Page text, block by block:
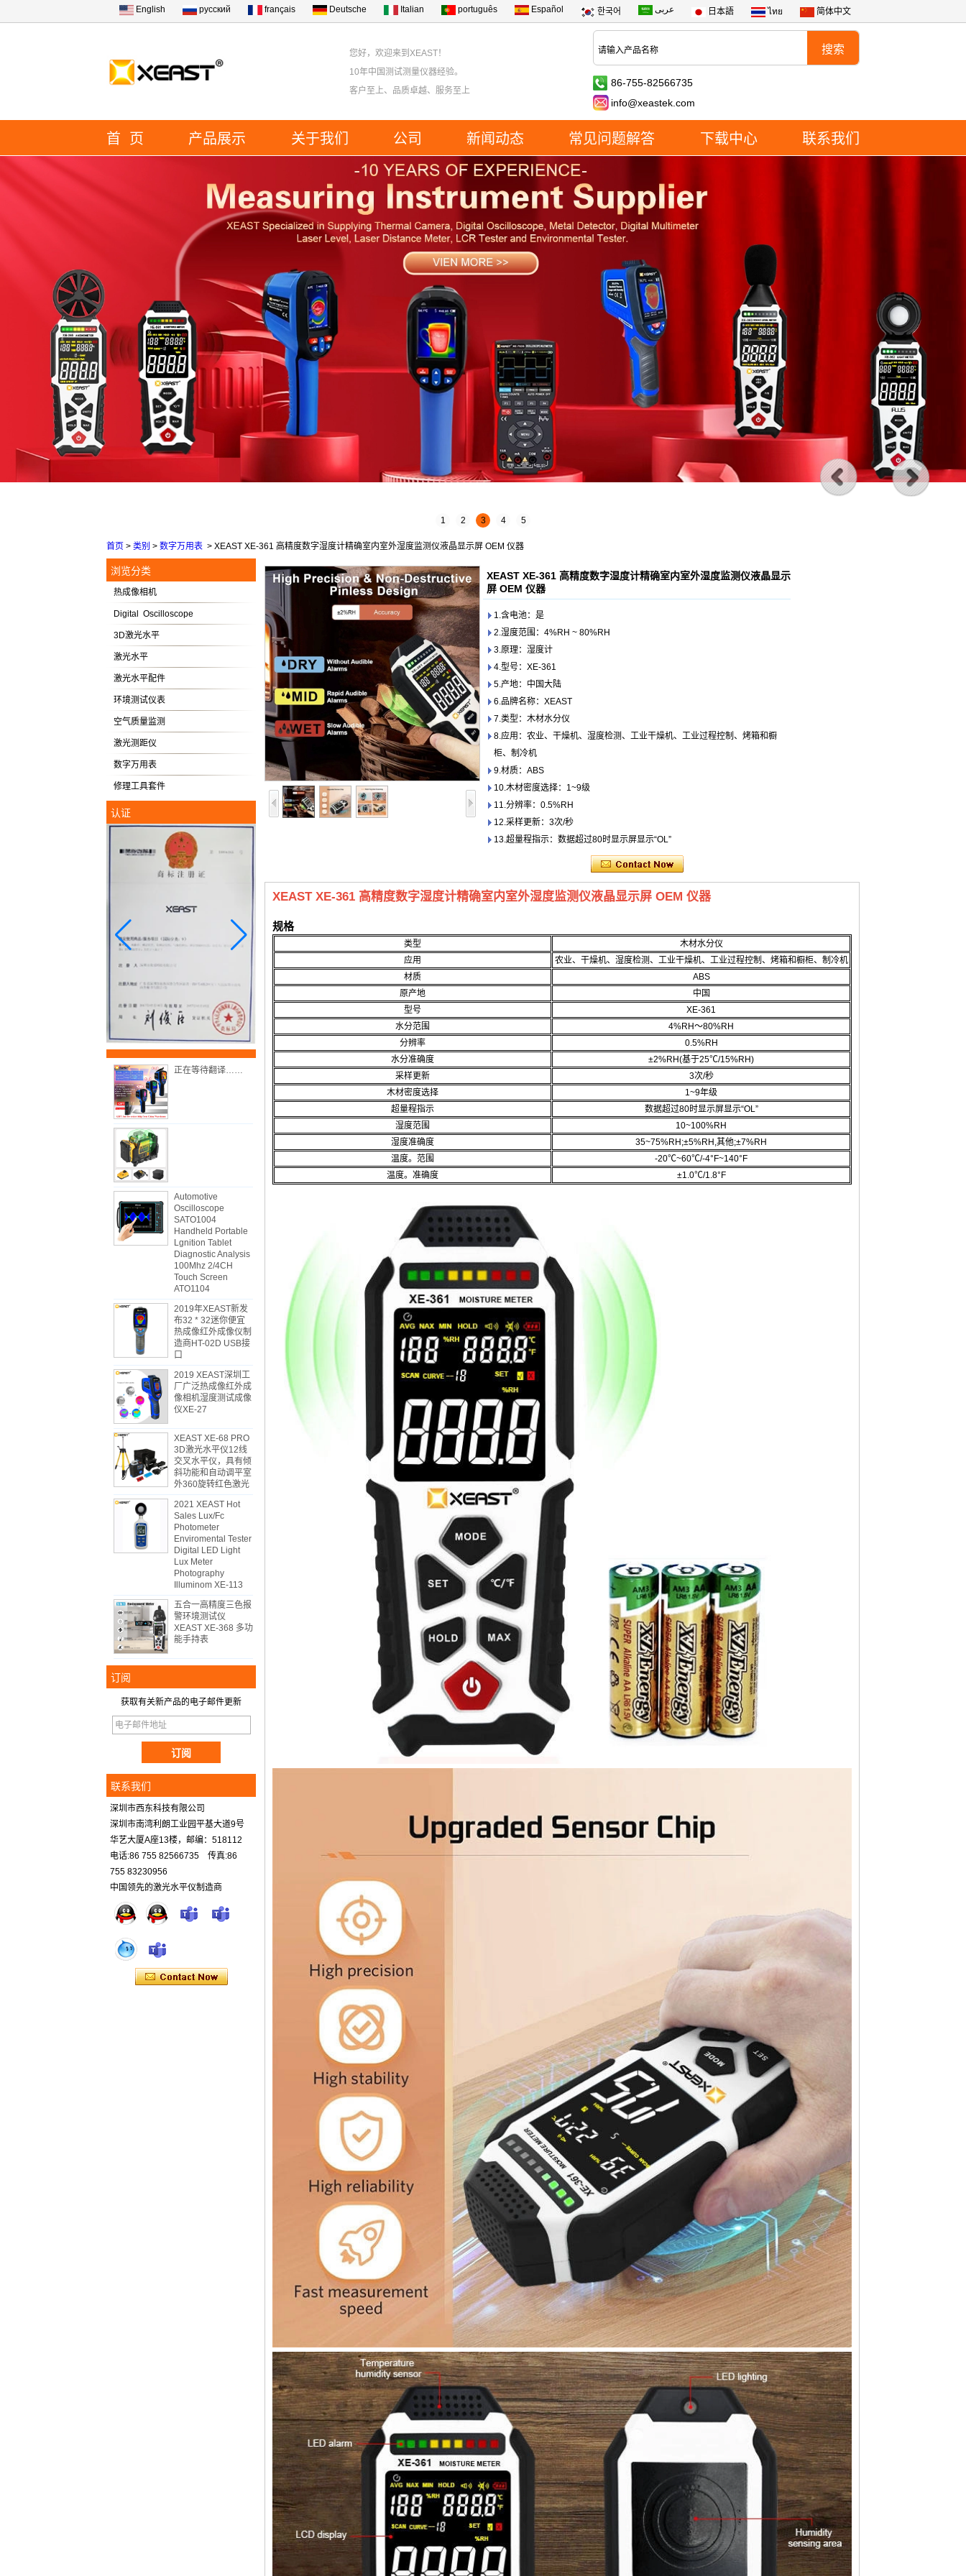
English русский français Deutsche Italian português Español 한국어 عربى 日本語 ไทย 简体中文
您好，欢迎来到XEAST！
10年中国测试测量仪器经验。
客户至上、品质卓越、服务至上
86-755-82566735
info@xeastek.com
首 页 产品展示 关于我们 公司 新闻动态 常见问题解答 下载中心 联系我们
1 2 3 4 5
首页 > 类别 > 数字万用表 > XEAST XE-361 高精度数字湿度计精确室内室外湿度监测仪液晶显示屏 OEM 仪器
浏览分类
热成像相机
Digital Oscilloscope
3D激光水平
激光水平
激光水平配件
环境测试仪表
空气质量监测
激光测距仪
数字万用表
修理工具套件
认证
正在等待翻译……
Automotive
Oscilloscope
SATO1004
Handheld Portable
Lgnition Tablet
Diagnostic Analysis
100Mhz 2/4CH
Touch Screen
ATO1104
2019年XEAST新发
布32 * 32迷你便宜
热成像红外成像仪制
造商HT-02D USB接
口
2019 XEAST深圳工
厂广泛热成像红外成
像相机湿度测试成像
仪XE-27
XEAST XE-68 PRO
3D激光水平仪12线
交叉水平仪，具有倾
斜功能和自动调平室
外360旋转红色激光
2021 XEAST Hot
Sales Lux/Fc
Photometer
Enviromental Tester
Digital LED Light
Lux Meter
Photography
Illuminom XE-113
五合一高精度三色报
警环境测试仪
XEAST XE-368 多功
能手持表
订阅
获取有关新产品的电子邮件更新
联系我们
深圳市西东科技有限公司
深圳市南湾利朗工业园平基大道9号
华艺大厦A座13楼，邮编：518112
电话:86 755 82566735 传真:86
755 83230956
中国领先的激光水平仪制造商
XEAST XE-361 高精度数字湿度计精确室内室外湿度监测仪液晶显示
屏 OEM 仪器
1.含电池：是
2.湿度范围：4%RH ~ 80%RH
3.原理：湿度计
4.型号：XE-361
5.产地：中国大陆
6.品牌名称：XEAST
7.类型：木材水分仪
8.应用：农业、干燥机、湿度检测、工业干燥机、工业过程控制、烤箱和橱
柜、制冷机
9.材质：ABS
10.木材密度选择：1~9级
11.分辨率：0.5%RH
12.采样更新：3次/秒
13.超量程指示：数据超过80时显示屏显示“OL”
XEAST XE-361 高精度数字湿度计精确室内室外湿度监测仪液晶显示屏 OEM 仪器
规格
类型
木材水分仪
应用
农业、干燥机、湿度检测、工业干燥机、工业过程控制、烤箱和橱柜、制冷机
材质
ABS
原产地
中国
型号
XE-361
水分范围
4%RH～80%RH
分辨率
0.5%RH
水分准确度
±2%RH(基于25℃/15%RH)
采样更新
3次/秒
木材密度选择
1~9年级
超量程指示
数据超过80时显示屏显示“OL”
湿度范围
10~100%RH
湿度准确度
35~75%RH;±5%RH,其他;±7%RH
温度。范围
-20℃~60℃/-4°F~140°F
温度。准确度
±1.0℃/1.8°F